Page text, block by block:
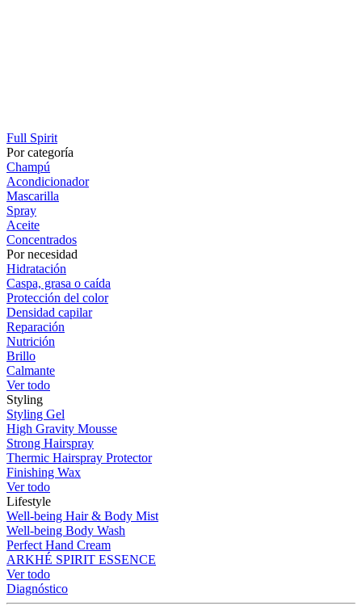
Full Spirit
Por categoría
Champú
Acondicionador
Mascarilla
Spray
Aceite
Concentrados
Por necesidad
Hidratación
Caspa, grasa o caída
Protección del color
Densidad capilar
Reparación
Nutrición
Brillo
Calmante
Ver todo
Styling
Styling Gel
High Gravity Mousse
Strong Hairspray
Thermic Hairspray Protector
Finishing Wax
Ver todo
Lifestyle
Well-being Hair & Body Mist
Well-being Body Wash
Perfect Hand Cream
ARKHÉ SPIRIT ESSENCE
Ver todo
Diagnóstico